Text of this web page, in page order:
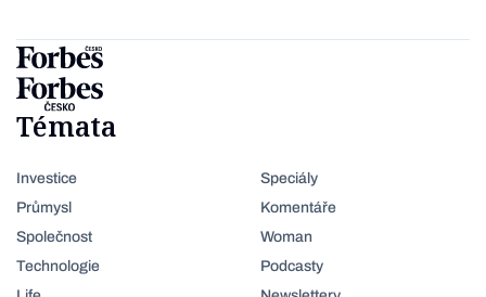
Témata
Investice
Průmysl
Společnost
Technologie
Speciály
Komentáře
Woman
Podcasty